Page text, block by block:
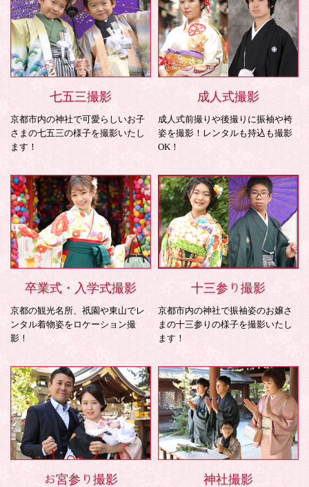
七五三撮影
京都市内の神社で可愛らしいお子
さまの七五三の様子を撮影いたし
ます！
成人式撮影
成人式前撮りや後撮りに振袖や袴
姿を撮影！レンタルも持込も撮影
OK！
卒業式・入学式撮影
京都の観光名所、祇園や東山でレ
ンタル着物姿をロケーション撮
影！
十三参り撮影
京都市内の神社で振袖姿のお嬢さ
まの十三参りの様子を撮影いたし
ます！
お宮参り撮影 神社撮影